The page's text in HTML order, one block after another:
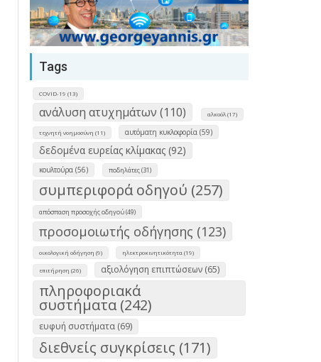
Tags
COVID-19 (13)
ανάλυση ατυχημάτων (110) αλκοόλ (17)
τεχνητή νοημοσύνη (11) αυτόματη κυκλοφορία (59)
δεδομένα ευρείας κλίμακας (92)
κουλτούρα (56) ποδηλάτες (31)
συμπεριφορά οδηγού (257)
απόσπαση προσοχής οδηγού (49)
προσομοιωτής οδήγησης (123)
οικολογική οδήγηση (9) ηλεκτροκινητικότητα (19)
επιτήρηση (26) αξιολόγηση επιπτώσεων (65)
πληροφοριακά
συστήματα (242)
ευφυή συστήματα (69)
διεθνείς συγκρίσεις (171)